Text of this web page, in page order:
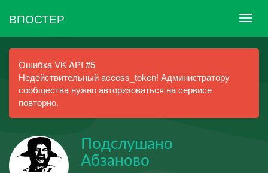
ВПОСТЕР
Ошибка VK API #5
Недействительный access_token! Администратору
сообщества нужно авторизоваться на сервисе
повторно.
Подслушано
Абзаново